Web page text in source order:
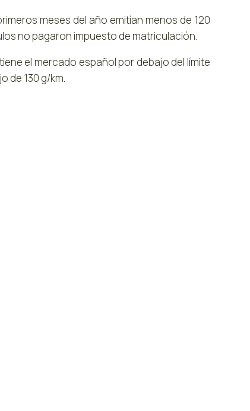
meses del año emitían menos de 120
no pagaron impuesto de matriculación.
el mercado español por debajo del límite
de 130 g/km.